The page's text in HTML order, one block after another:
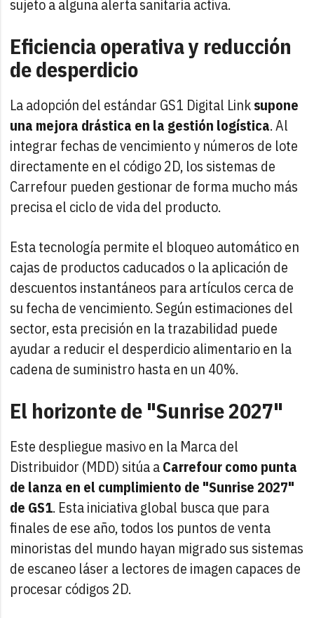
sujeto a alguna alerta sanitaria activa.
Eficiencia operativa y reducción
de desperdicio
La adopción del estándar GS1 Digital Linksupone
una mejora drástica en la gestión logística. Al
integrar fechas de vencimiento y números de lote
directamente en el código 2D, los sistemas de
Carrefour pueden gestionar de forma mucho más
precisa el ciclo de vida del producto.
Esta tecnología permite el bloqueo automático en
cajas de productos caducados o la aplicación de
descuentos instantáneos para artículos cerca de
su fecha de vencimiento. Según estimaciones del
sector, esta precisión en la trazabilidad puede
ayudar a reducir el desperdicio alimentario en la
cadena de suministro hasta en un 40%.
El horizonte de "Sunrise 2027"
Este despliegue masivo en la Marca del
Distribuidor (MDD) sitúa aCarrefour como punta
de lanza en el cumplimiento de "Sunrise 2027"
de GS1. Esta iniciativa global busca que para
finales de ese año, todos los puntos de venta
minoristas del mundo hayan migrado sus sistemas
de escaneo láser a lectores de imagen capaces de
procesar códigos 2D.